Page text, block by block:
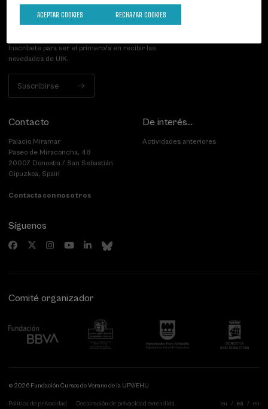
Inscríbete para ser el primero/a en recibir las
novedades de UIK.
Suscribirse
Contacto
Palacio Miramar
Paseo de Miraconcha, 48
20007 Donostia / San Sebastián
Gipuzkoa, Spain
Contacta con nosotros
De interés...
Actividades anteriores
Síguenos
Comité organizador
© 2026 Fundación Cursos de Verano de la UPV/EHU
Política de privacidad Declaración de privacidad extendida eu es en
RECHAZAR COOKIES
ACEPTAR COOKIES